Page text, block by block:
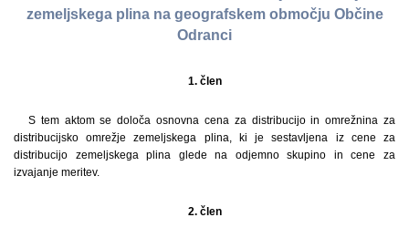
zemeljskega plina na geografskem območju Občine
Odranci
1. člen
S tem aktom se določa osnovna cena za distribucijo in omrežnina za
distribucijsko omrežje zemeljskega plina, ki je sestavljena iz cene za
distribucijo zemeljskega plina glede na odjemno skupino in cene za
izvajanje meritev.
2. člen